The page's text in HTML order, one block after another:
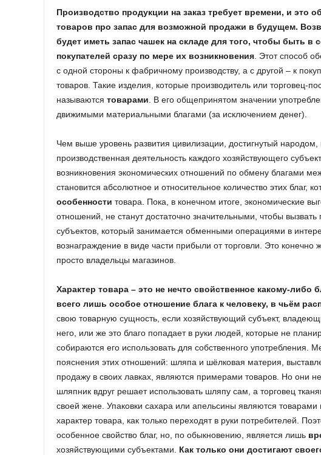
Производство продукции на заказ требует времени, и это
товаров про запас для возможной продажи в будущем.
будет иметь запас чашек на складе для того, чтобы быть в
покупателей сразу по мере их возникновения . Этот способ
с одной стороны к фабричному производству, а с другой – к
товаров. Такие изделия, которые производитель или торговец-
называются товарами . В его общепринятом значении
движимыми материальными благами (за исключением денег).
Чем выше уровень развития цивилизации, достигнутый
производственная деятельность каждого хозяйствующего
возникновения экономических отношений по обмену благами
становится абсолютное и относительное количество этих благ,
особенности товара. Пока, в конечном итоге, экономические
отношений, не станут достаточно значительными, чтобы
субъектов, который занимается обменными операциями в
вознаграждение в виде части прибыли от торговли. Это
просто владельцы магазинов.
Характер товара – это не нечто свойственное какому-либо
всего лишь особое отношение блага к человеку, в чьём
свою товарную сущность, если хозяйствующий субъект,
него, или же это благо попадает в руки людей, которые не
собираются его использовать для собственного употребления.
пояснения этих отношений: шляпа и шёлковая материя,
продажу в своих лавках, являются примерами товаров. Но они
шляпник вдруг решает использовать шляпу сам, а торговец
своей жене. Упаковки сахара или апельсины являются
характер товара, как только переходят в руки потребителей.
особенное свойство благ, но, по обыкновению, является лишь
хозяйствующими субъектами. Как только они достигают